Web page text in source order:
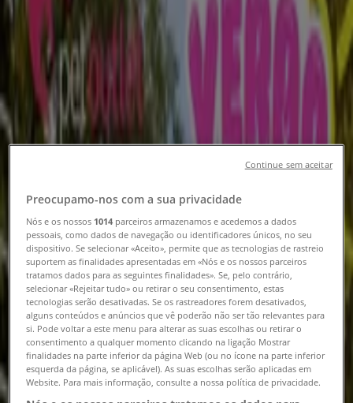
Vapor D'Água Guimarães - Revistas,
Catálogos e Promoções
Tiendeo em Guimarães »
Promoções de Bancos e Serviços em Guimarães»
Vista rápida de ofertas em Vapor
D'Água em Guimarães
Categoria:Bancos e Serviços
Estamos quase a publicar ofertas de Vapor D'Água
Publicidade
Preocupamo-nos com a sua privacidade
Nós e os nossos 1014 parceiros armazenamos e acedemos a dados
pessoais, como dados de navegação ou identificadores únicos, no seu
dispositivo. Se selecionar «Aceito», permite que as tecnologias de rastreio
suportem as finalidades apresentadas em «Nós e os nossos parceiros
tratamos dados para as seguintes finalidades». Se, pelo contrário,
selecionar «Rejeitar tudo» ou retirar o seu consentimento, estas
tecnologias serão desativadas. Se os rastreadores forem desativados,
alguns conteúdos e anúncios que vê poderão não ser tão relevantes para
si. Pode voltar a este menu para alterar as suas escolhas ou retirar o
consentimento a qualquer momento clicando na ligação Mostrar
finalidades na parte inferior da página Web (ou no ícone na parte inferior
esquerda da página, se aplicável). As suas escolhas serão aplicadas em
Website. Para mais informação, consulte a nossa política de privacidade.
Continue sem aceitar